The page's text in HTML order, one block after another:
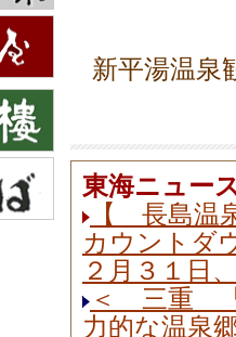
新平湯温泉
東海ニュー
【 長島
カウントダ
２月３１日
＜ 三重
力的な温泉